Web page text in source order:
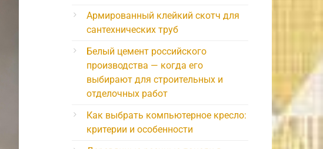
Армированный клейкий скотч для
сантехнических труб
Белый цемент российского
производства — когда его
выбирают для строительных и
отделочных работ
Как выбрать компьютерное кресло:
критерии и особенности